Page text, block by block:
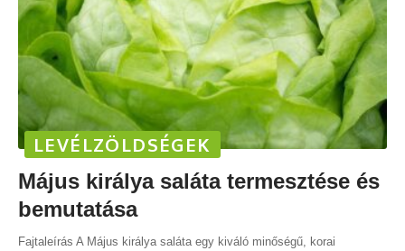
LEVÉLZÖLDSÉGEK
Május királya saláta termesztése és
bemutatása
Fajtaleírás A Május királya saláta egy kiváló minőségű, korai